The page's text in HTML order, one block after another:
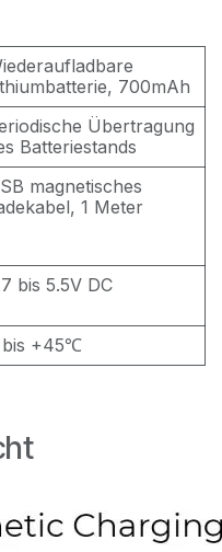
700mAh
Übertragung
Batteriestands
magnetisches
1 Meter
bis 5.5V DC
+45℃